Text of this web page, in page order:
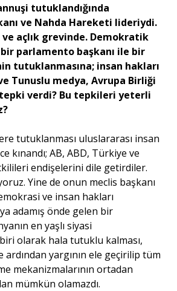
tutuklandığında
ve Nahda Hareketi lideriydi.
ve açlık grevinde. Demokratik
parlamento başkanı ile bir
tutuklanmasına; insan hakları
Tunuslu medya, Avrupa Birliği
verdi? Bu tepkileri yeterli
tutuklanması uluslararası insan
kınandı; AB, ABD, Türkiye ve
endişelerini dile getirdiler.
Yine de onun meclis başkanı
ve insan hakları
adamış önde gelen bir
en yaşlı siyasi
olarak hala tutuklu kalması,
ardından yargının ele geçirilip tüm
mekanizmalarının ortadan
mümkün olamazdı.